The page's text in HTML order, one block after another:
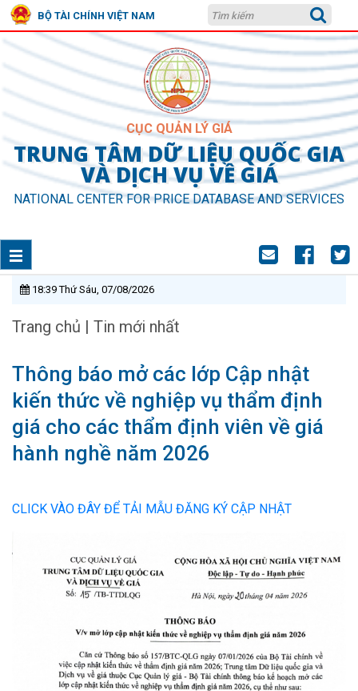
BỘ TÀI CHÍNH VIỆT NAM
CỤC QUẢN LÝ GIÁ
TRUNG TÂM DỮ LIỆU QUỐC GIA
VÀ DỊCH VỤ VỀ GIÁ
NATIONAL CENTER FOR PRICE DATABASE AND SERVICES
18:39 Thứ Sáu, 07/08/2026
Trang chủ | Tin mới nhất
Thông báo mở các lớp Cập nhật
kiến thức về nghiệp vụ thẩm định
giá cho các thẩm định viên về giá
hành nghề năm 2026
CLICK VÀO ĐÂY ĐỂ TẢI MẪU ĐĂNG KÝ CẬP NHẬT